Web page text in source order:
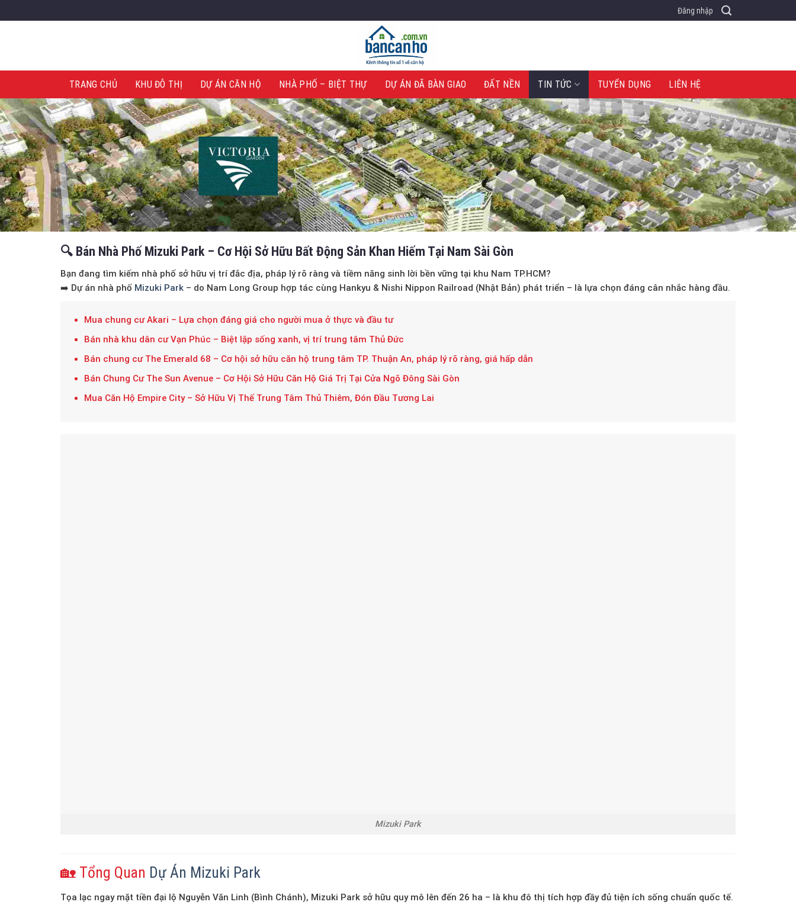
to
Đăng nhập
TRANG CHỦ KHU ĐÔ THỊ DỰ ÁN CĂN HỘ NHÀ PHỐ – BIỆT THỰ DỰ ÁN ĐÃ BÀN GIAO ĐẤT NỀN TIN TỨC TUYỂN DỤNG LIÊN HỆ
🔍 Bán Nhà Phố Mizuki Park – Cơ Hội Sở Hữu Bất Động Sản Khan Hiếm Tại Nam Sài Gòn
Bạn đang tìm kiếm nhà phố sở hữu vị trí đắc địa, pháp lý rõ ràng và tiềm năng sinh lời bền vững tại khu Nam TP.HCM?
➡️ Dự án nhà phố Mizuki Park – do Nam Long Group hợp tác cùng Hankyu & Nishi Nippon Railroad (Nhật Bản) phát triển – là lựa chọn đáng cân nhắc hàng đầu.
Mua chung cư Akari – Lựa chọn đáng giá cho người mua ở thực và đầu tư
Bán nhà khu dân cư Vạn Phúc – Biệt lập sống xanh, vị trí trung tâm Thủ Đức
Bán chung cư The Emerald 68 – Cơ hội sở hữu căn hộ trung tâm TP. Thuận An, pháp lý rõ ràng, giá hấp dẫn
Bán Chung Cư The Sun Avenue – Cơ Hội Sở Hữu Căn Hộ Giá Trị Tại Cửa Ngõ Đông Sài Gòn
Mua Căn Hộ Empire City – Sở Hữu Vị Thế Trung Tâm Thủ Thiêm, Đón Đầu Tương Lai
Mizuki Park
🏡 Tổng Quan Dự Án Mizuki Park
Tọa lạc ngay mặt tiền đại lộ Nguyễn Văn Linh (Bình Chánh), Mizuki Park sở hữu quy mô lên đến 26 ha – là khu đô thị tích hợp đầy đủ tiện ích sống chuẩn quốc tế.